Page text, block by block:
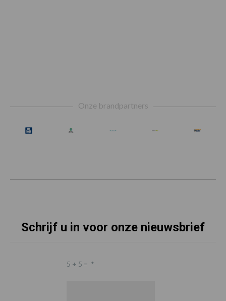
Onze brandpartners
Schrijf u in voor onze nieuwsbrief
5 + 5 = *